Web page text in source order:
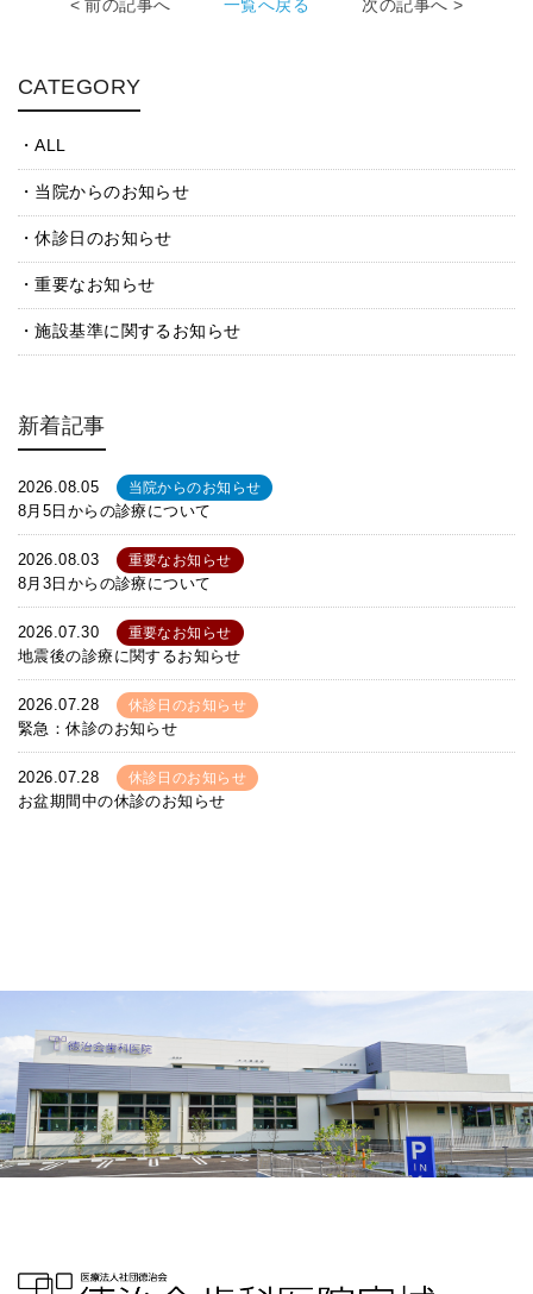
< 前の記事へ 一覧へ戻る 次の記事へ >
CATEGORY
ALL
当院からのお知らせ
休診日のお知らせ
重要なお知らせ
施設基準に関するお知らせ
新着記事
2026.08.05 当院からのお知らせ
8月5日からの診療について
2026.08.03 重要なお知らせ
8月3日からの診療について
2026.07.30 重要なお知らせ
地震後の診療に関するお知らせ
2026.07.28 休診日のお知らせ
緊急：休診のお知らせ
2026.07.28 休診日のお知らせ
お盆期間中の休診のお知らせ